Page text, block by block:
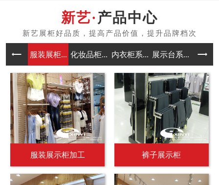
产品中心
服装展柜... 化妆品柜... 内衣柜系... 展示台系... 中岛
服装展示柜加工 裤子展示柜